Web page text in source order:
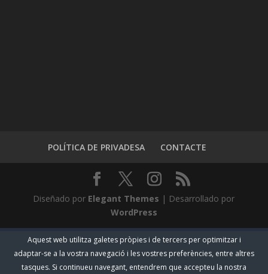
POLÍTICA DE PRIVADESA CONTACTE
Diseñado por Elegant Themes | Desarrollado por
WordPress
Aquest web utilitza galetes pròpies i de tercers per optimitzar i
adaptar-se a la vostra navegació i les vostres preferències, entre altres
tasques. Si continueu navegant, entendrem que accepteu la nostra